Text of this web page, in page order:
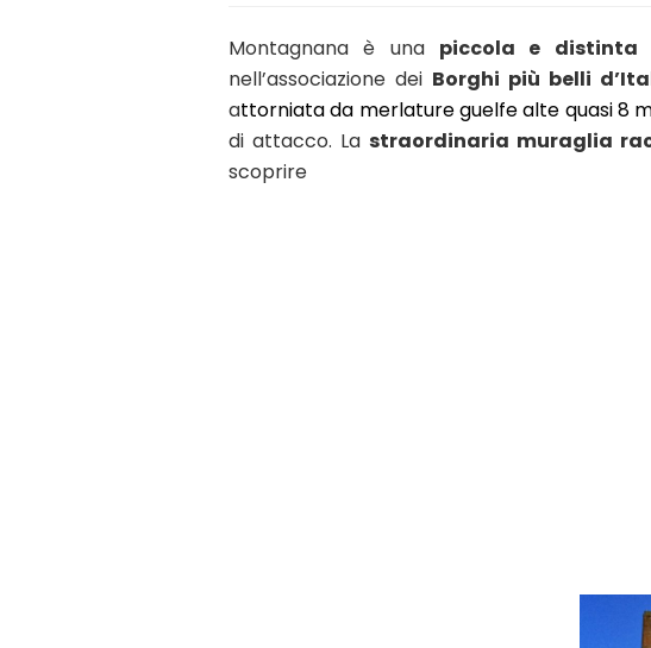
Montagnana è una piccola e distinta
nell’associazione dei Borghi più belli
attorniata da merlature guelfe alte quasi 8
di attacco. La straordinaria muraglia
scoprire